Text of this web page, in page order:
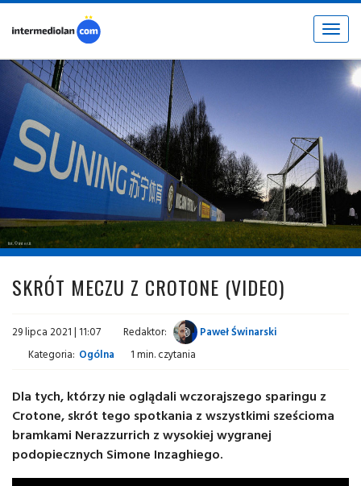
Toggle
fot. © inter.it
SKRÓT MECZU Z CROTONE (VIDEO)
29 lipca 2021 | 11:07 Redaktor:
Paweł Świnarski
Kategoria: Ogólna 1 min. czytania
Dla tych, którzy nie oglądali wczorajszego sparingu z
Crotone, skrót tego spotkania z wszystkimi sześcioma
bramkami Nerazzurrich z wysokiej wygranej
podopiecznych Simone Inzaghiego.